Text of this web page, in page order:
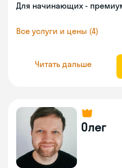
Для начинающих -
Все услуги и цены (4)
Читать дальше
Олег